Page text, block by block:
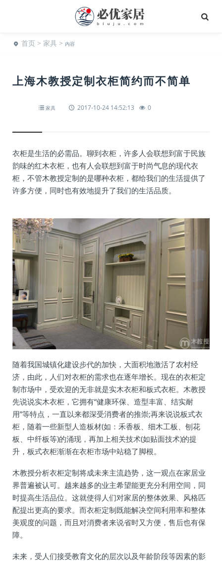
首页 > 家具 > 内容
上海木教授定制衣柜简约而不简单
家具 2017-10-24 14:52:13 0
衣柜是生活的必需品。聊到衣柜，许多人会联想到富于民族
韵味的红木衣柜，也有人会联想到富于时尚气息的现代衣
柜，不管木教授定制的是哪种衣柜，都给我们的生活提供了
许多方便，同时也有效地提升了我们的生活品质。
随着我国城镇化建设步代的加快，大面积地激活了农村经
济，由此，人们对衣柜的需求也在逐年增长。现在的衣柜定
制市场中，受欢迎的无非就是实木衣柜和板式衣柜。木教授
先说说实木衣柜，它拥有“健康环保、造型丰富、结实耐
用”等特点，一直以来都深受消费者的推崇;再来说说板式衣
柜，随着一些新型人造板材(如：禾香板、细木工板、刨花
板、中纤板等)的涌现，再加上相关技术(如贴面技术)的提
升，板式衣柜渐渐在衣柜市场中站稳了脚根。
木教授分析衣柜定制将成未来主流趋势，这一观点在家居业
界普遍被认可。越来越多的业主希望能更充分利用空间，同
时提高生活品位。这就使得人们对家居的整体效果、风格匹
配提出更高的要求。而衣柜定制既能解决空间利用率和整体
美观度的问题，而且对消费者来说省时又方便，售后也有保
障。
未来，受人们接受教育文化的层次以及年龄阶段等因素的影